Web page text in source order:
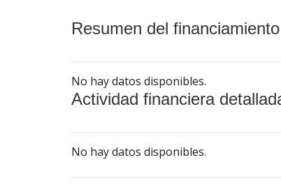
Resumen del
No hay datos disponibles.
Actividad financiera
No hay datos disponibles.